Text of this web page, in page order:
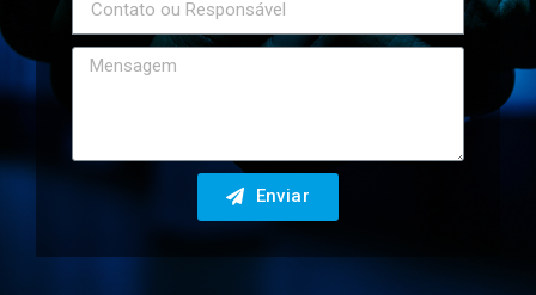
Enviar